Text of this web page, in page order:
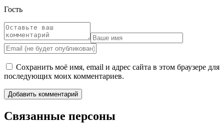
Гость
Сохранить моё имя, email и адрес сайта в этом браузере для
последующих моих комментариев.
Связанные персоны